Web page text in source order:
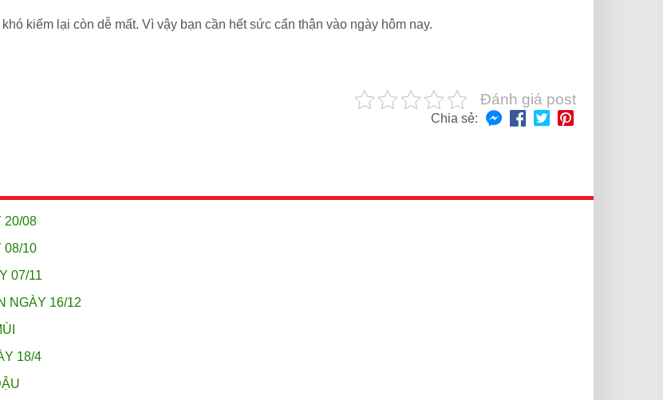
kiếm lại còn dễ mất. Vì vậy bạn cần hết sức cẩn thận vào ngày hôm nay.
Đánh giá post
Chia sẻ:
20/08
08/10
07/11
NGÀY 16/12
18/4